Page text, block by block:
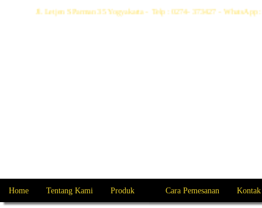
Jl. Letjen S Parman 35 Yogyakarta - Telp : 0274- 373427 -
Home Tentang Kami Produk Cara Pemesanan